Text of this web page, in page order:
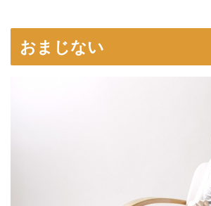
おまじない